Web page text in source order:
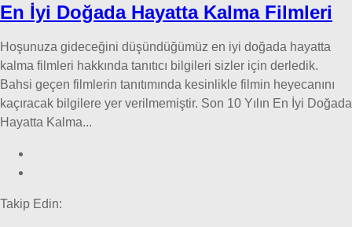
En İyi Doğada Hayatta Kalma Filmleri
Hoşunuza gideceğini düşündüğümüz en iyi doğada hayatta
kalma filmleri hakkında tanıtıcı bilgileri sizler için derledik.
Bahsi geçen filmlerin tanıtımında kesinlikle filmin heyecanını
kaçıracak bilgilere yer verilmemiştir. Son 10 Yılın En İyi Doğada
Hayatta Kalma...
Takip Edin: